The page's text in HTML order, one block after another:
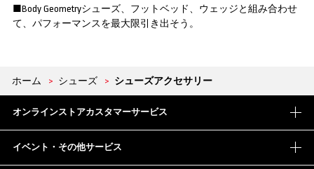
■Body Geometryシューズ、フットベッド、ウェッジと組み合わせ
て、パフォーマンスを最大限引き出そう。
ホーム > シューズ > シューズアクセサリー
オンラインストアカスタマーサービス
イベント・その他サービス